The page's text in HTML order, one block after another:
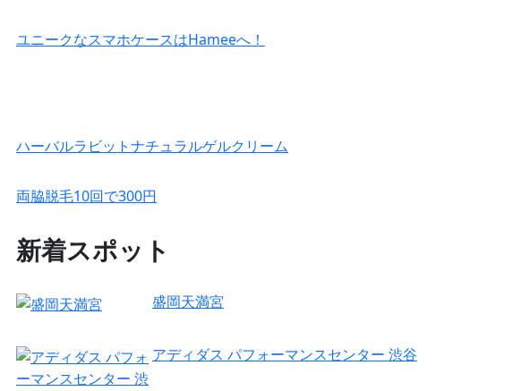
ユニークなスマホケースはHameeへ！
ハーバルラビットナチュラルゲルクリーム
両脇脱毛10回で300円
新着スポット
盛岡天満宮
アディダス パフォーマンスセンター 渋谷